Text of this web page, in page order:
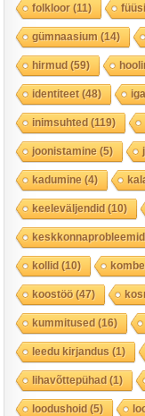
folkloor(11)
gümnaasium (14)
hirmud(59)
identiteet(48)
inimsuhted(119)
joonistamine (5)
kadumine (4)
keeleväljendid(10)
keskkonnaprobleemid
kollid(10)
koostöö(47)
kummitused(16)
leedu kirjandus (1)
lihavõttepühad(1)
loodushoid(5)